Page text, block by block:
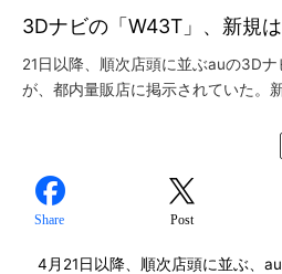
3Dナビの「W43T」、新規
21日以降、順次店頭に並ぶauの3D
が、都内量販店に掲示されていた。
Share Post
4月21日以降、順次店頭に並ぶ、